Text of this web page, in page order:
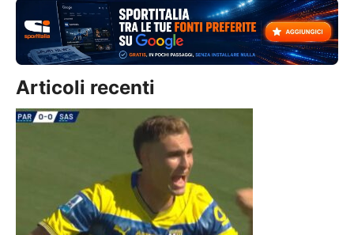
Articoli recenti